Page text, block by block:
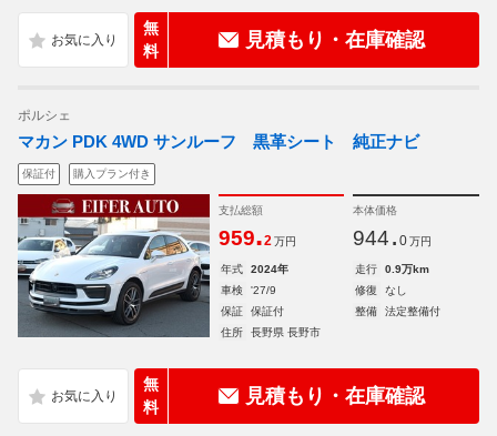
無
料
見積もり・在庫確認
ポルシェ
マカン PDK 4WD サンルーフ 黒革シート 純正ナビ
保証付 購入プラン付き
支払総額
959.2 万円
本体価格
944. 0 万円
年式 2024年 走行
0.9万km
車検
'27/9 修復
なし
保証
保証付 整備
法定整備付
住所
長野県 長野市
無
料
見積もり・在庫確認